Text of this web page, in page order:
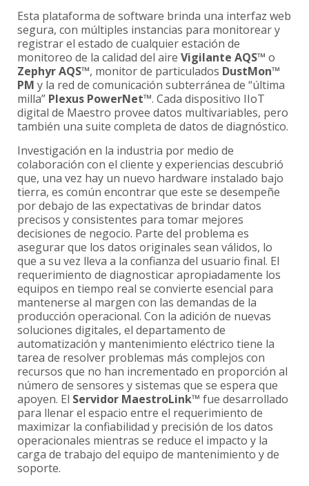
Esta plataforma de software brinda una interfaz web
segura, con múltiples instancias para monitorear y
registrar el estado de cualquier estación de
monitoreo de la calidad del aire Vigilante AQS™ o
Zephyr AQS™, monitor de particulados DustMon™
PM y la red de comunicación subterránea de “última
milla” Plexus PowerNet™. Cada dispositivo IIoT
digital de Maestro provee datos multivariables, pero
también una suite completa de datos de diagnóstico.
Investigación en la industria por medio de
colaboración con el cliente y experiencias descubrió
que, una vez hay un nuevo hardware instalado bajo
tierra, es común encontrar que este se desempeñe
por debajo de las expectativas de brindar datos
precisos y consistentes para tomar mejores
decisiones de negocio. Parte del problema es
asegurar que los datos originales sean válidos, lo
que a su vez lleva a la confianza del usuario final. El
requerimiento de diagnosticar apropiadamente los
equipos en tiempo real se convierte esencial para
mantenerse al margen con las demandas de la
producción operacional. Con la adición de nuevas
soluciones digitales, el departamento de
automatización y mantenimiento eléctrico tiene la
tarea de resolver problemas más complejos con
recursos que no han incrementado en proporción al
número de sensores y sistemas que se espera que
apoyen. El Servidor MaestroLink™ fue desarrollado
para llenar el espacio entre el requerimiento de
maximizar la confiabilidad y precisión de los datos
operacionales mientras se reduce el impacto y la
carga de trabajo del equipo de mantenimiento y de
soporte.